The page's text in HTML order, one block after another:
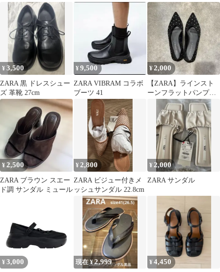
までお値下げ
KNOTS
¥3,500
ZARA 黒 ドレスシュー
ズ 革靴 27cm
¥9,500
ZARA VIBRAM コラボ
ブーツ 41
¥2,000
【ZARA】ラインスト
ーンフラットパンプ
ス ブラック37 24cm
¥2,500
ZARA ブラウン スエー
ド調 サンダル ミュール
¥ 2,800
ZARA ビジュー付きメ
ッシュサンダル 22.8cm
¥ 2,000
ZARA サンダル
¥ 3,000 現在 ¥2,999 ¥4,450